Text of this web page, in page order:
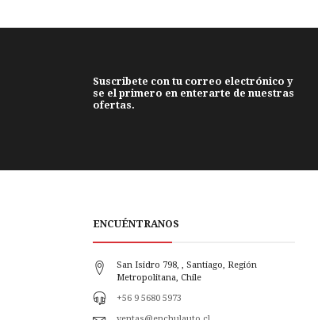
Suscribete con tu correo electrónico y
se el primero en enterarte de nuestras
ofertas.
ENCUÉNTRANOS
San Isidro 798, , Santiago, Región
Metropolitana, Chile
+56 9 5680 5973